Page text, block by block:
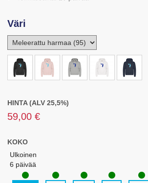
Väri
HINTA (ALV 25,5%)
59,00 €
KOKO
Ulkoinen
6 päivää